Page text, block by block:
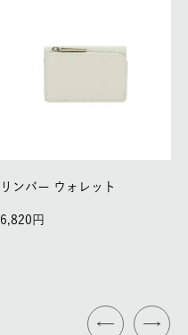
リンバー ウォレット
6,820